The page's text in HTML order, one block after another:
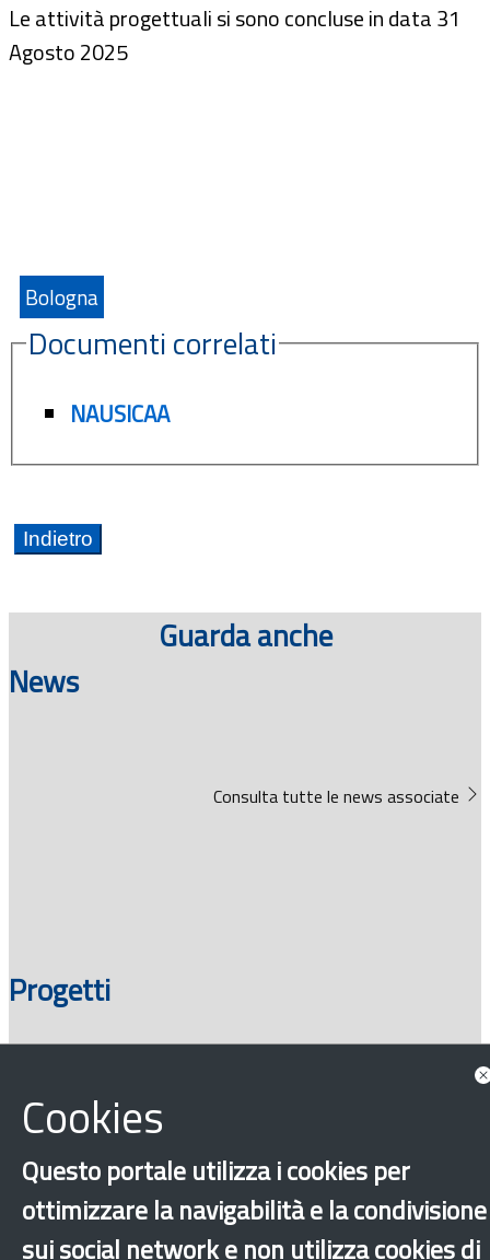
Le attività progettuali si sono concluse in data 31
Agosto 2025
Bologna
Documenti correlati
NAUSICAA
Guarda anche
News
Consulta tutte le news associate
Progetti
Cookies
Questo portale utilizza i cookies per
ottimizzare la navigabilità e la condivisione
sui social network e non utilizza cookies di